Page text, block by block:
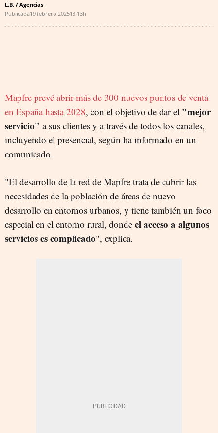
L.B. / Agencias
Publicada19 febrero 202513:13h
Mapfre prevé abrir más de 300 nuevos puntos de venta
en España hasta 2028, con el objetivo de dar el "mejor
servicio" a sus clientes y a través de todos los canales,
incluyendo el presencial, según ha informado en un
comunicado.
"El desarrollo de la red de Mapfre trata de cubrir las
necesidades de la población de áreas de nuevo
desarrollo en entornos urbanos, y tiene también un foco
especial en el entorno rural, donde el acceso a algunos
servicios es complicado", explica.